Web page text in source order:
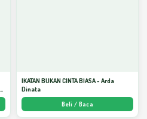
IKATAN BUKAN CINTA BIASA - Arda
Dinata
Beli / Baca